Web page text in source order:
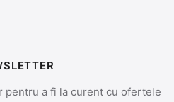
pentru a fi la curent cu ofertele